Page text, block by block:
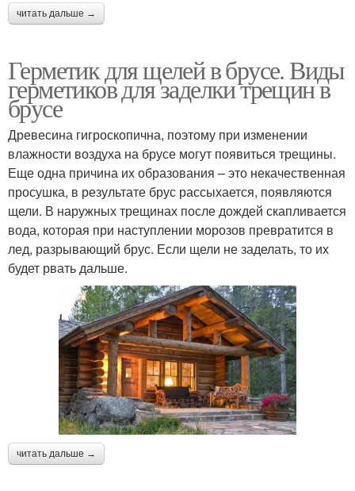
читать дальше →
Герметик для щелей в брусе. Виды
герметиков для заделки трещин в
брусе
Древесина гигроскопична, поэтому при изменении
влажности воздуха на брусе могут появиться трещины.
Еще одна причина их образования – это некачественная
просушка, в результате брус рассыхается, появляются
щели. В наружных трещинах после дождей скапливается
вода, которая при наступлении морозов превратится в
лед, разрывающий брус. Если щели не заделать, то их
будет рвать дальше.
читать дальше →